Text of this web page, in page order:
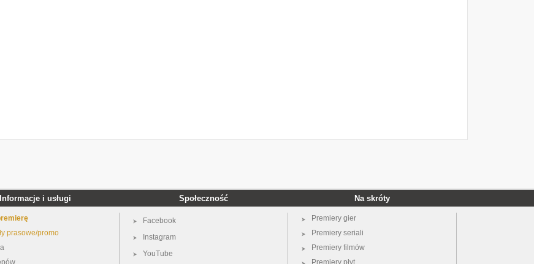
Informacje i usługi
prasowe/promo
Społeczność
Facebook
Instagram
YouTube
Na skróty
Premiery gier
Premiery seriali
Premiery filmów
Premiery płyt